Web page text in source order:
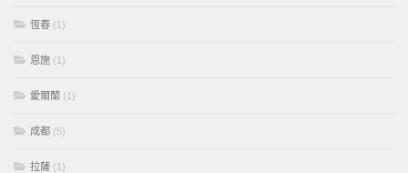
恆春 (1)
恩施 (1)
愛爾蘭 (1)
成都 (5)
拉薩 (1)